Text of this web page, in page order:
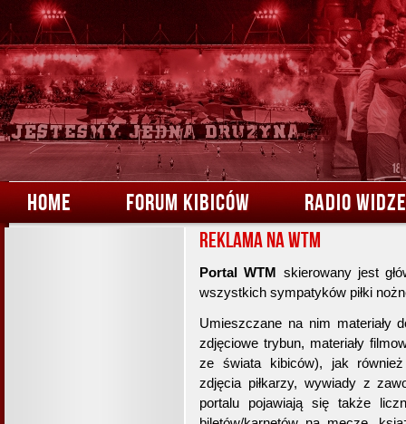
HOME FORUM KIBICÓW RADIO
Reklama na WTM
Portal WTM skierowany jest
wszystkich sympatyków piłki
Umieszczane na nim materiały
zdjęciowe trybun, materiały
ze świata kibiców), jak
zdjęcia piłkarzy, wywiady z
portalu pojawiają się także